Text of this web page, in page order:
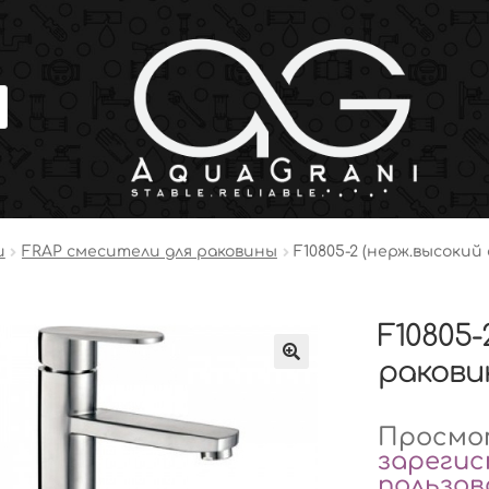
FRAP смесители для раковины F10805-2